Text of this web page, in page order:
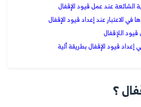
الشائعة عند عمل قيود الإقفال
في الاعتبار عند إعداد قيود الإقفال
اللإقفال
قيود الإقفال بطريقة ألية
؟